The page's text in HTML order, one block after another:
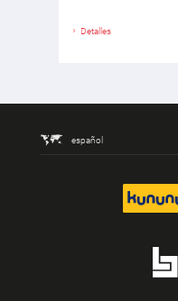
Detalles
español
kununu